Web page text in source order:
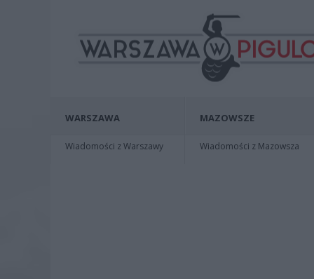
WARSZAWA
Wiadomości z Warszawy
MAZOWSZE
Wiadomości z Mazowsza